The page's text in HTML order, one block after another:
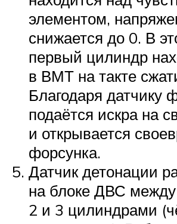
элементом,
снижается до 0. В
первый цилиндр
в ВМТ на такте
Благодаря датчику
подаётся искра на
и открывается
форсунка.
Датчик детонации
на блоке ДВС между
2 и 3 цилиндрами